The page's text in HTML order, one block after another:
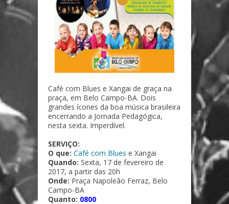
Café com Blues e Xangai de graça na
praça, em Belo Campo-BA. Dois
grandes ícones da boa música brasileira
encerrando a Jornada Pedagógica,
nesta sexta. Imperdível.
SERVIÇO:
O que: Café com Blues e Xangai
Quando: Sexta, 17 de fevereiro de
2017, a partir das 20h
Onde: Praça Napoleão Ferraz, Belo
Campo-BA
Quanto: 0800